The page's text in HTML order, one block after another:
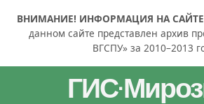
ВНИМАНИЕ! ИНФОРМАЦИЯ НА САЙТЕ
данном сайте представлен архив
ВГСПУ» за 2010–2013
ГИС·